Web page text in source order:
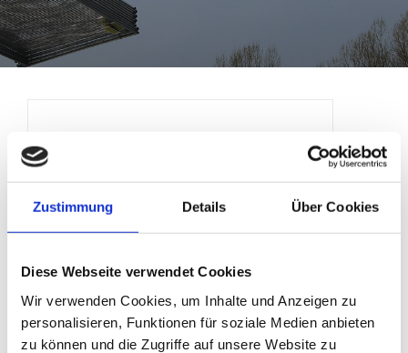
Zustimmung Details Über Cookies
Diese Webseite verwendet Cookies
Wir verwenden Cookies, um Inhalte und Anzeigen zu
personalisieren, Funktionen für soziale Medien anbieten
zu können und die Zugriffe auf unsere Website zu
Gebrauchter Bauzaun